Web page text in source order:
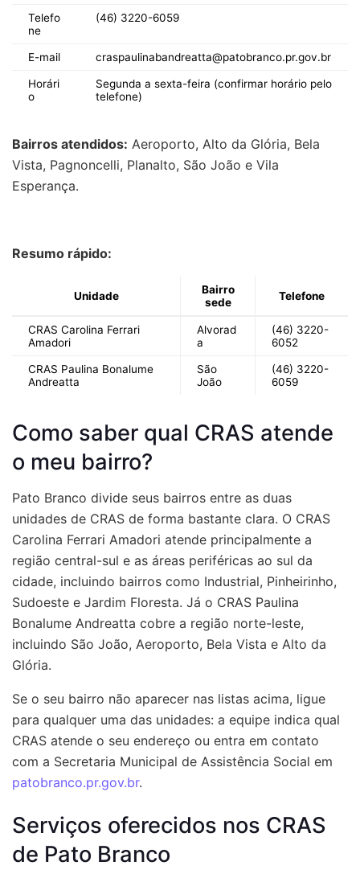
Telefo
ne
(46) 3220-6059
E-mail craspaulinabandreatta@patobranco.pr.gov.br
Horári
o
Segunda a sexta-feira (confirmar horário pelo
telefone)
Bairros atendidos: Aeroporto, Alto da Glória, Bela
Vista, Pagnoncelli, Planalto, São João e Vila
Esperança.
Resumo rápido:
Unidade
Bairro
sede
Telefone
CRAS Carolina Ferrari
Amadori
Alvorad
a
(46) 3220-
6052
CRAS Paulina Bonalume
Andreatta
São
João
(46) 3220-
6059
Como saber qual CRAS atende
o meu bairro?
Pato Branco divide seus bairros entre as duas
unidades de CRAS de forma bastante clara. O CRAS
Carolina Ferrari Amadori atende principalmente a
região central-sul e as áreas periféricas ao sul da
cidade, incluindo bairros como Industrial, Pinheirinho,
Sudoeste e Jardim Floresta. Já o CRAS Paulina
Bonalume Andreatta cobre a região norte-leste,
incluindo São João, Aeroporto, Bela Vista e Alto da
Glória.
Se o seu bairro não aparecer nas listas acima, ligue
para qualquer uma das unidades: a equipe indica qual
CRAS atende o seu endereço ou entra em contato
com a Secretaria Municipal de Assistência Social em
patobranco.pr.gov.br.
Serviços oferecidos nos CRAS
de Pato Branco